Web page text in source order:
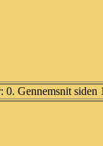
0. Gennemsnit siden